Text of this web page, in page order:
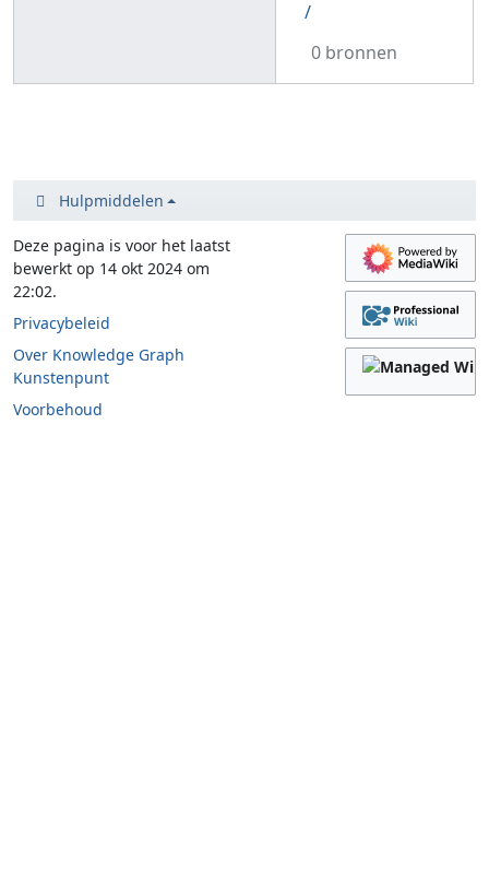
/
0 bronnen
Hulpmiddelen
Deze pagina is voor het laatst
bewerkt op 14 okt 2024 om
22:02.
Privacybeleid
Over Knowledge Graph
Kunstenpunt
Voorbehoud